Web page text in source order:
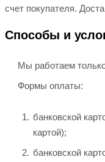
счет покупателя.
Способы и
Мы работаем
Формы оплаты:
банковской
картой);
банковской